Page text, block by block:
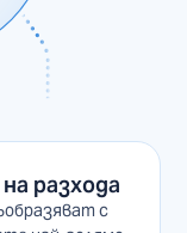
разхода
с